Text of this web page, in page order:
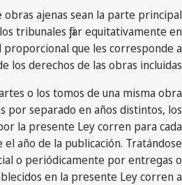
obras ajenas sean la parte principal
tribunales fijar equitativamente en
proporcional que les corresponde a
los derechos de las obras incluidas.
o los tomos de una misma obra
por separado en años distintos, los
la presente Ley corren para cada
año de la publicación. Tratándose
o periódicamente por entregas o
en la presente Ley corren a